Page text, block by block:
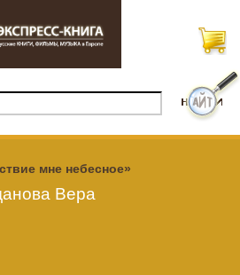
мне небесное»
Вера